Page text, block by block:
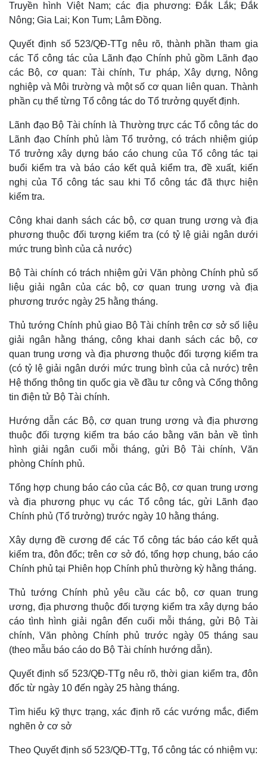
Kinh tế
Bất động sản
Khởi nghiệp
Thị trường
Giá vàng
Chứng khoán
Giá cà phê
Truyền hình Việt Nam; các địa phương: Đắk Lắk; Đắk
Nông; Gia Lai; Kon Tum; Lâm Đồng.
Quyết định số 523/QĐ-TTg nêu rõ, thành phần tham gia
các Tổ công tác của Lãnh đạo Chính phủ gồm Lãnh đạo
các Bộ, cơ quan: Tài chính, Tư pháp, Xây dựng, Nông
nghiệp và Môi trường và một số cơ quan liên quan. Thành
phần cụ thể từng Tổ công tác do Tổ trưởng quyết định.
Lãnh đạo Bộ Tài chính là Thường trực các Tổ công tác do
Lãnh đạo Chính phủ làm Tổ trưởng, có trách nhiệm giúp
Tổ trưởng xây dựng báo cáo chung của Tổ công tác tại
buổi kiểm tra và báo cáo kết quả kiểm tra, đề xuất, kiến
nghị của Tổ công tác sau khi Tổ công tác đã thực hiện
kiểm tra.
Công khai danh sách các bộ, cơ quan trung ương và địa
phương thuộc đối tượng kiểm tra (có tỷ lệ giải ngân dưới
mức trung bình của cả nước)
Bộ Tài chính có trách nhiệm gửi Văn phòng Chính phủ số
liệu giải ngân của các bộ, cơ quan trung ương và địa
phương trước ngày 25 hằng tháng.
Thủ tướng Chính phủ giao Bộ Tài chính trên cơ sở số liệu
giải ngân hằng tháng, công khai danh sách các bộ, cơ
quan trung ương và địa phương thuộc đối tượng kiểm tra
(có tỷ lệ giải ngân dưới mức trung bình của cả nước) trên
Hệ thống thông tin quốc gia về đầu tư công và Cổng thông
tin điện tử Bộ Tài chính.
Hướng dẫn các Bộ, cơ quan trung ương và địa phương
thuộc đối tượng kiểm tra báo cáo bằng văn bản về tình
hình giải ngân cuối mỗi tháng, gửi Bộ Tài chính, Văn
phòng Chính phủ.
Tổng hợp chung báo cáo của các Bộ, cơ quan trung ương
và địa phương phục vụ các Tổ công tác, gửi Lãnh đạo
Chính phủ (Tổ trưởng) trước ngày 10 hằng tháng.
Xây dựng đề cương để các Tổ công tác báo cáo kết quả
kiểm tra, đôn đốc; trên cơ sở đó, tổng hợp chung, báo cáo
Chính phủ tại Phiên họp Chính phủ thường kỳ hằng tháng.
Thủ tướng Chính phủ yêu cầu các bộ, cơ quan trung
ương, địa phương thuộc đối tượng kiểm tra xây dựng báo
cáo tình hình giải ngân đến cuối mỗi tháng, gửi Bộ Tài
chính, Văn phòng Chính phủ trước ngày 05 tháng sau
(theo mẫu báo cáo do Bộ Tài chính hướng dẫn).
Quyết định số 523/QĐ-TTg nêu rõ, thời gian kiểm tra, đôn
đốc từ ngày 10 đến ngày 25 hàng tháng.
Tìm hiểu kỹ thực trạng, xác định rõ các vướng mắc, điểm
nghẽn ở cơ sở
Theo Quyết định số 523/QĐ-TTg, Tổ công tác có nhiệm vụ: